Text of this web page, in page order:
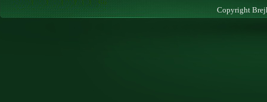
Copyright